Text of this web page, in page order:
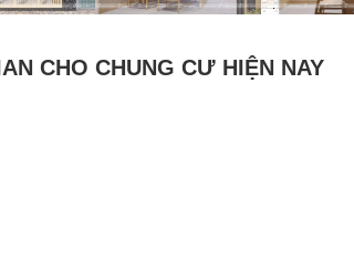
CHO CHUNG CƯ HIỆN NAY